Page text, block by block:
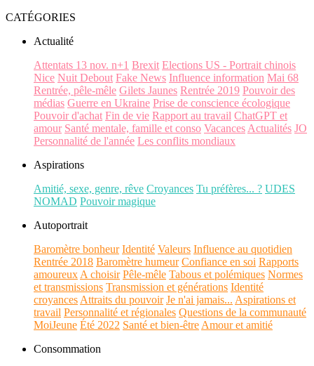
CATÉGORIES
Actualité
Attentats 13 nov. n+1 Brexit Elections US - Portrait chinois
Nice Nuit Debout Fake News Influence information Mai 68
Rentrée, pêle-mêle Gilets Jaunes Rentrée 2019 Pouvoir des
médias Guerre en Ukraine Prise de conscience écologique
Pouvoir d'achat Fin de vie Rapport au travail ChatGPT et
amour Santé mentale, famille et conso Vacances Actualités JO
Personnalité de l'année Les conflits mondiaux
Aspirations
Amitié, sexe, genre, rêve Croyances Tu préfères... ? UDES
NOMAD Pouvoir magique
Autoportrait
Baromètre bonheur Identité Valeurs Influence au quotidien
Rentrée 2018 Baromètre humeur Confiance en soi Rapports
amoureux A choisir Pêle-mêle Tabous et polémiques Normes
et transmissions Transmission et générations Identité
croyances Attraits du pouvoir Je n'ai jamais... Aspirations et
travail Personnalité et régionales Questions de la communauté
MoiJeune Été 2022 Santé et bien-être Amour et amitié
Consommation